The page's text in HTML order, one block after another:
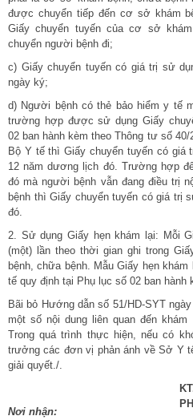
được chuyển tiếp đến cơ sở khám
Giấy chuyển tuyến của cơ sở
chuyển người bệnh đi;
c) Giấy chuyển tuyến có giá trị sử
ngày ký;
d) Người bệnh có thẻ bảo hiểm y tế
trường hợp được sử dụng Giấy
02 ban hành kèm theo Thông tư số 40/
Bộ Y tế thì Giấy chuyển tuyến có giá
12 năm dương lịch đó. Trường hợp
đó mà người bệnh vẫn đang điều trị
bệnh thì Giấy chuyển tuyến có giá trị
đó.
2. Sử dụng Giấy hẹn khám lại: Mỗi
(một) lần theo thời gian ghi trong
bệnh, chữa bệnh. Mẫu Giấy hẹn
tế quy định tại Phụ lục số 02 ban hành
Bãi bỏ Hướng dẫn số 51/HD-SYTngày
một số nội dung liên quan đến
Trong quá trình thực hiện, nếu có
trưởng các đơn vị phản ánh về Sở Y
giải quyết./.
Nơi nhận: